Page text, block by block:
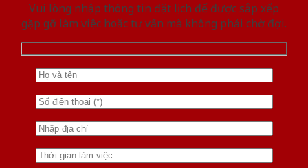
Vui lòng nhập thông tin đặt lịch để được sắp xếp
gặp gỡ làm việc hoăc tư vấn mà không phải chờ đợi.